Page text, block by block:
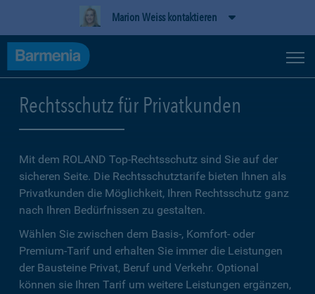
Marion Weiss kontaktieren
Rechtsschutz für Privatkunden
Mit dem ROLAND Top-Rechtsschutz sind Sie auf der
sicheren Seite. Die Rechtsschutztarife bieten Ihnen als
Privatkunden die Möglichkeit, Ihren Rechtsschutz ganz
nach Ihren Bedürfnissen zu gestalten.
Wählen Sie zwischen dem Basis-, Komfort- oder
Premium-Tarif und erhalten Sie immer die Leistungen
der Bausteine Privat, Beruf und Verkehr. Optional
können sie Ihren Tarif um weitere Leistungen ergänzen,